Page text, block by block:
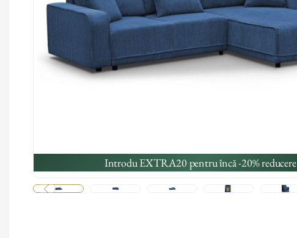
Introdu EXTRA20 pentru încă -20% reducere